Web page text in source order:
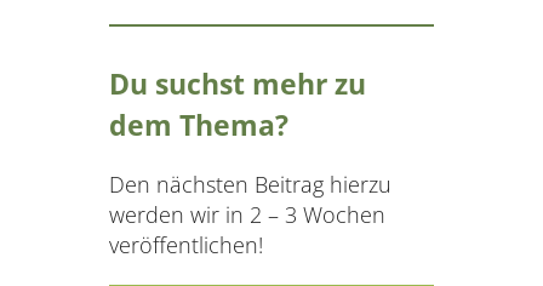
Du suchst mehr zu
dem Thema?
Den nächsten Beitrag hierzu
werden wir in 2 – 3 Wochen
veröffentlichen!